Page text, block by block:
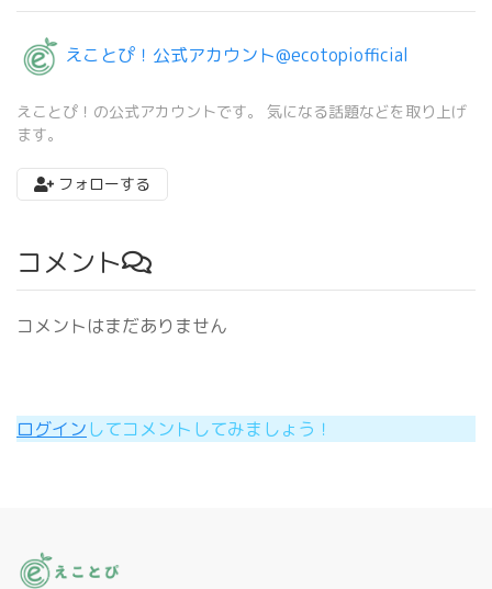
えことぴ！公式アカウント@ecotopiofficial
えことぴ！の公式アカウントです。 気になる話題などを取り上げ
ます。
フォローする
コメント
コメントはまだありません
ログインしてコメントしてみましょう！